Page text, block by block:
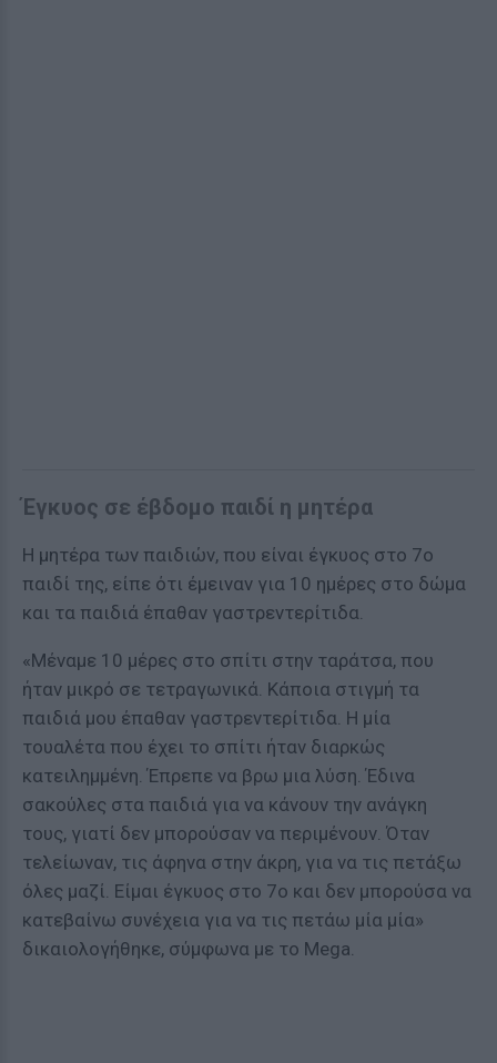
Έγκυος σε έβδομο παιδί η μητέρα
Η μητέρα των παιδιών, που είναι έγκυος στο 7ο
παιδί της, είπε ότι έμειναν για 10 ημέρες στο δώμα
και τα παιδιά έπαθαν γαστρεντερίτιδα.
«Μέναμε 10 μέρες στο σπίτι στην ταράτσα, που
ήταν μικρό σε τετραγωνικά. Κάποια στιγμή τα
παιδιά μου έπαθαν γαστρεντερίτιδα. Η μία
τουαλέτα που έχει το σπίτι ήταν διαρκώς
κατειλημμένη. Έπρεπε να βρω μια λύση. Έδινα
σακούλες στα παιδιά για να κάνουν την ανάγκη
τους, γιατί δεν μπορούσαν να περιμένουν. Όταν
τελείωναν, τις άφηνα στην άκρη, για να τις πετάξω
όλες μαζί. Είμαι έγκυος στο 7ο και δεν μπορούσα να
κατεβαίνω συνέχεια για να τις πετάω μία μία»
δικαιολογήθηκε, σύμφωνα με το Mega.